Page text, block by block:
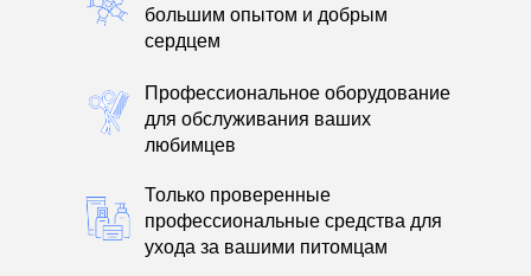
большим опытом и добрым
сердцем
Профессиональное оборудование
для обслуживания ваших
любимцев
Только проверенные
профессиональные средства для
ухода за вашими питомцам